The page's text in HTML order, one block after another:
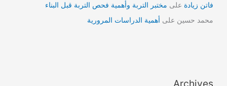
فاتن زيادة على مختبر التربة وأهمية فحص التربة قبل البناء
محمد حسين على أهمية الدراسات المرورية